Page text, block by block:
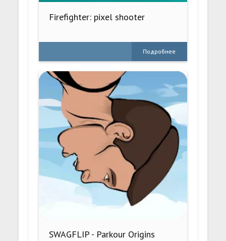
Firefighter: pixel shooter
Подробнее
SWAGFLIP - Parkour Origins